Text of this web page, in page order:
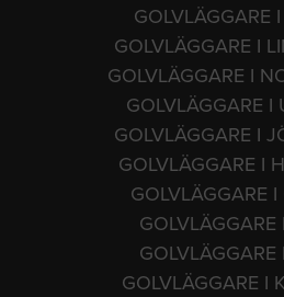
GOLVLÄGGARE
GOLVLÄGGARE I
GOLVLÄGGARE I
GOLVLÄGGARE I
GOLVLÄGGARE I
GOLVLÄGGARE I
GOLVLÄGGARE I
GOLVLÄGGARE
GOLVLÄGGARE
GOLVLÄGGARE I